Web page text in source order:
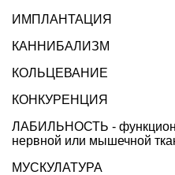
ИМПЛАНТАЦИЯ
КАННИБАЛИЗМ
КОЛЬЦЕВАНИЕ
КОНКУРЕНЦИЯ
ЛАБИЛЬНОСТЬ -
нервной или мышечной
МУСКУЛАТУРА